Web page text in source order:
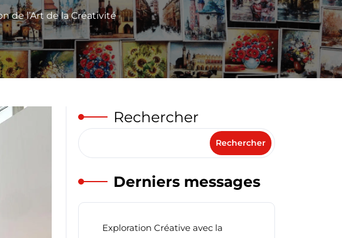
de l’Art de la Créativité
Rechercher
Rechercher
Derniers messages
Exploration Créative avec la